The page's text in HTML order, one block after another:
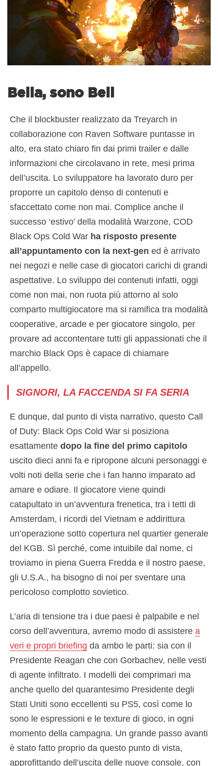
Bella, sono Bell
Che il blockbuster realizzato da Treyarch in
collaborazione con Raven Software puntasse in
alto, era stato chiaro fin dai primi trailer e dalle
informazioni che circolavano in rete, mesi prima
dell’uscita. Lo sviluppatore ha lavorato duro per
proporre un capitolo denso di contenuti e
sfaccettato come non mai. Complice anche il
successo ‘estivo’ della modalità Warzone, COD
Black Ops Cold War ha risposto presente
all’appuntamento con la next-gen ed è arrivato
nei negozi e nelle case di giocatori carichi di grandi
aspettative. Lo sviluppo dei contenuti infatti, oggi
come non mai, non ruota più attorno al solo
comparto multigiocatore ma si ramifica tra modalità
cooperative, arcade e per giocatore singolo, per
provare ad accontentare tutti gli appassionati che il
marchio Black Ops è capace di chiamare
all’appello.
SIGNORI, LA FACCENDA SI FA SERIA
E dunque, dal punto di vista narrativo, questo Call
of Duty: Black Ops Cold War si posiziona
esattamente dopo la fine del primo capitolo
uscito dieci anni fa e ripropone alcuni personaggi e
volti noti della serie che i fan hanno imparato ad
amare e odiare. Il giocatore viene quindi
catapultato in un’avventura frenetica, tra i tetti di
Amsterdam, i ricordi del Vietnam e addirittura
un’operazione sotto copertura nel quartier generale
del KGB. Sì perché, come intuibile dal nome, ci
troviamo in piena Guerra Fredda e il nostro paese,
gli U.S.A., ha bisogno di noi per sventare una
pericoloso complotto sovietico.
L’aria di tensione tra i due paesi è palpabile e nel
corso dell’avventura, avremo modo di assistere a
veri e propri briefing da ambo le parti: sia con il
Presidente Reagan che con Gorbachev, nelle vesti
di agente infiltrato. I modelli dei comprimari ma
anche quello del quarantesimo Presidente degli
Stati Uniti sono eccellenti su PS5, così come lo
sono le espressioni e le texture di gioco, in ogni
momento della campagna. Un grande passo avanti
è stato fatto proprio da questo punto di vista,
approfittando dell’uscita delle nuove console, con